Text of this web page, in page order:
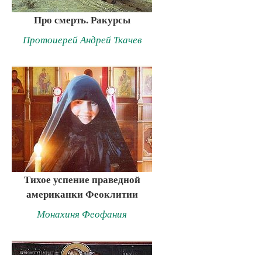
Про смерть. Ракурсы
Протоиерей Андрей Ткачев
Тихое успение праведной
американки Феоклитии
Монахиня Феофания